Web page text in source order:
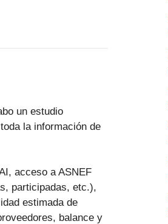
un estudio
la información de
acceso a ASNEF
participadas, etc.),
estimada de
balance y